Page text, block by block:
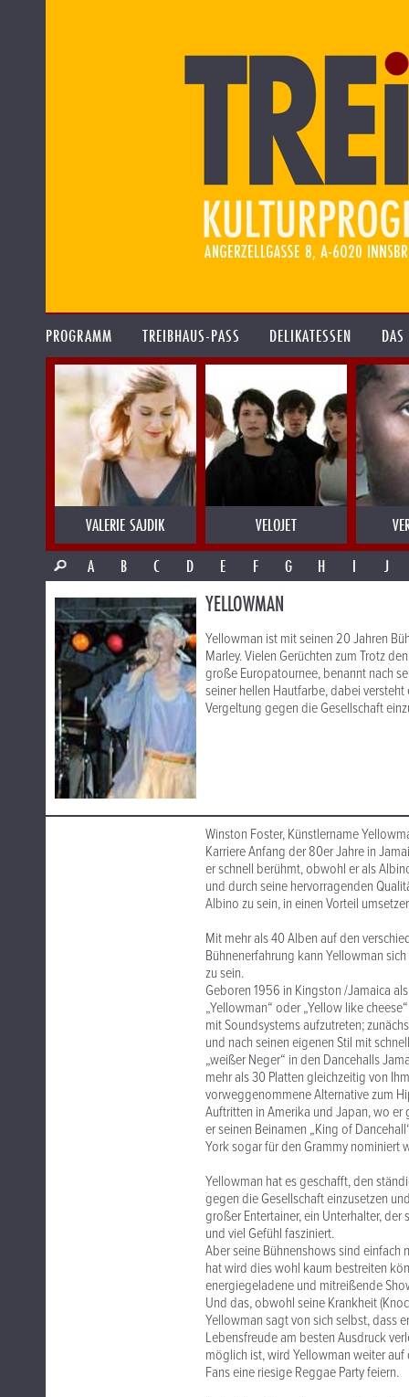
PROGRAMM TREIBHAUS-PASS DELIKATESSEN
VALERIE SAJDIK VELOJET
A
B C D E F G H I J
YELLOWMAN
Yellowman ist mit seinen 20 Jahren
Marley. Vielen Gerüchten zum Trotz
große Europatournee, benannt nach
seiner hellen Hautfarbe, dabei
Vergeltung gegen die Gesellschaft
Winston Foster, Künstlername
Karriere Anfang der 80er Jahre in
er schnell berühmt, obwohl er als
und durch seine hervorragenden
Albino zu sein, in einen Vorteil
Mit mehr als 40 Alben auf den
Bühnenerfahrung kann Yellowman
zu sein.
Geboren 1956 in Kingston /Jamaica
„Yellowman“ oder „Yellow like
mit Soundsystems aufzutreten;
und nach seinen eigenen Stil mit
„weißer Neger“ in den Dancehalls
mehr als 30 Platten gleichzeitig von
vorweggenommene Alternative zum
Auftritten in Amerika und Japan, wo
er seinen Beinamen „King of
York sogar für den Grammy nominiert
Yellowman hat es geschafft, den
gegen die Gesellschaft einzusetzen
großer Entertainer, ein Unterhalter,
und viel Gefühl fasziniert.
Aber seine Bühnenshows sind einfach
hat wird dies wohl kaum bestreiten
energiegeladene und mitreißende
Und das, obwohl seine Krankheit
Yellowman sagt von sich selbst, dass
Lebensfreude am besten Ausdruck
möglich ist, wird Yellowman weiter
Fans eine riesige Reggae Party feiern.